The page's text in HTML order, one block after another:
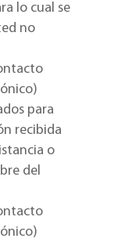
lo cual se
no
para
recibida
o
del